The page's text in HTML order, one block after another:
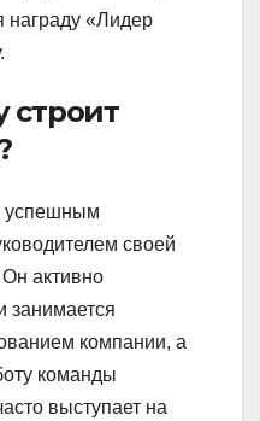
награду «Лидер
строит
успешным
своей
активно
занимается
компании, а
команды
выступает на